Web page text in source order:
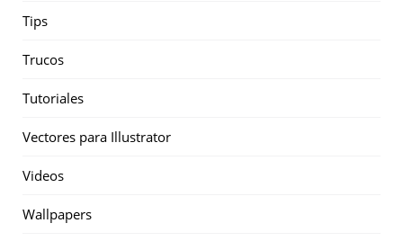
Tips
Trucos
Tutoriales
Vectores para Illustrator
Videos
Wallpapers